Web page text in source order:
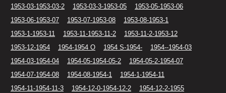
1953-03-1953-03-2 1953-03-3-1953-05
1953-05-1953-06
1953-06-1953-07
1953-07-1953-08
1953-08-1953-1
1953-1-1953-11
1953-11-1953-11-2
1953-11-2-1953-12
1953-12-1954
1954-1954 O 1954 S-1954-
1954--1954-03
1954-03-1954-04
1954-05-1954-05-2
1954-05-2-1954-07
1954-07-1954-08
1954-08-1954-1
1954-1-1954-11
1954-11-1954-11-3
1954-12-0-1954-12-2
1954-12-2-1955